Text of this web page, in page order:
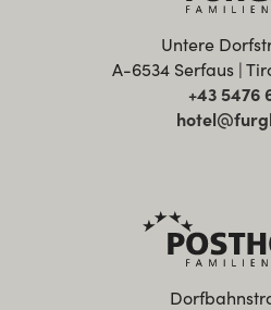
Untere
A-6534 Serfaus |
+43 5476